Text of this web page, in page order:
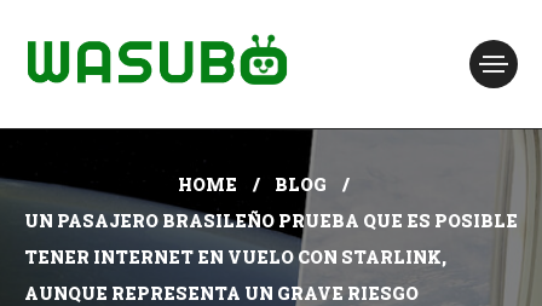
HOME
BLOG
UN PASAJERO BRASILEÑO PRUEBA QUE ES POSIBLE
TENER INTERNET EN VUELO CON STARLINK,
AUNQUE REPRESENTA UN GRAVE RIESGO